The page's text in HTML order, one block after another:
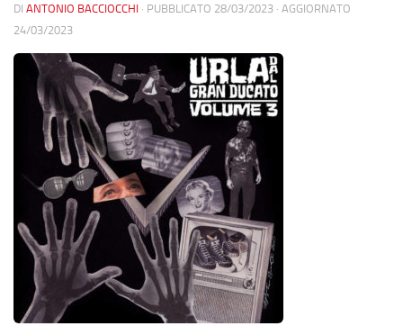
DI ANTONIO BACCIOCCHI · PUBBLICATO 28/03/2023 · AGGIORNATO
24/03/2023